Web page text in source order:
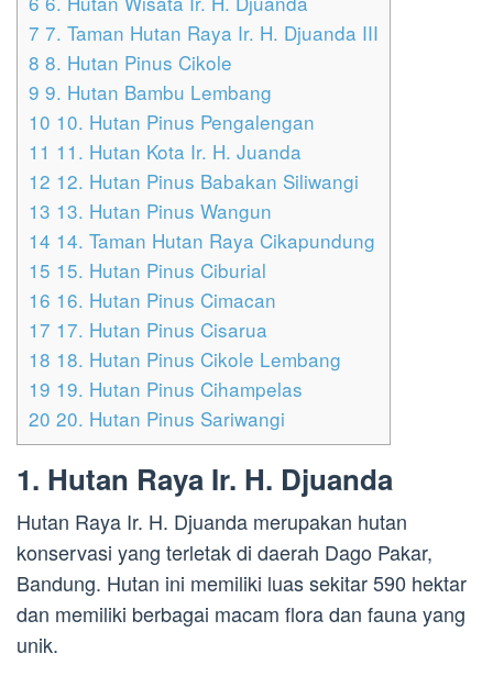
7 7. Taman Hutan Raya Ir. H. Djuanda III
8 8. Hutan Pinus Cikole
9 9. Hutan Bambu Lembang
10 10. Hutan Pinus Pengalengan
11 11. Hutan Kota Ir. H. Juanda
12 12. Hutan Pinus Babakan Siliwangi
13 13. Hutan Pinus Wangun
14 14. Taman Hutan Raya Cikapundung
15 15. Hutan Pinus Ciburial
16 16. Hutan Pinus Cimacan
17 17. Hutan Pinus Cisarua
18 18. Hutan Pinus Cikole Lembang
19 19. Hutan Pinus Cihampelas
20 20. Hutan Pinus Sariwangi
1. Hutan Raya Ir. H. Djuanda
Hutan Raya Ir. H. Djuanda merupakan hutan
konservasi yang terletak di daerah Dago Pakar,
Bandung. Hutan ini memiliki luas sekitar 590 hektar
dan memiliki berbagai macam flora dan fauna yang
unik.